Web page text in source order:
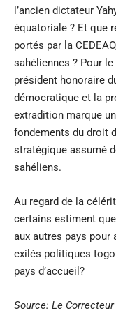
l’ancien dictateur
équatoriale ? Et que
portés par la
sahéliennes ? Pour
président honoraire
démocratique et la
extradition marque
fondements du droit
stratégique assumé
sahéliens.
Au regard de la
certains estiment
aux autres pays pour
exilés politiques
pays d’accueil?
Source: Le